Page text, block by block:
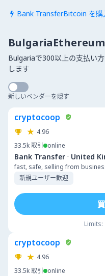
 Bank TransferBitcoin を購
BulgariaEthereum
Bulgariaで300以上の支払い
します
新しいベンダーを隠す
cryptocoop
4.96
33.5k取引 online
Bank Transfer · United
fast, safe, selling from
新規ユーザー歓迎
Limits:
cryptocoop
4.96
33.5k取引 online